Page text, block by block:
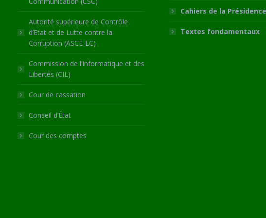
Autorité supérieure de Contrôle
d’Etat et de Lutte contre la
Corruption (ASCE-LC)
Commission de l’Informatique et des
Libertés (CIL)
Cour de cassation
Conseil d’État
Cour des comptes
Cahiers de la Présidence
Textes fondamentaux